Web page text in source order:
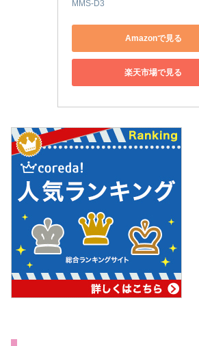
MMS-D3
Amazonで見る
楽天市場で見る